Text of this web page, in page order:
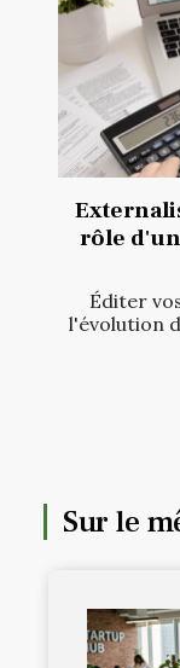
rôle
Éditer
l'évolution
Sur le